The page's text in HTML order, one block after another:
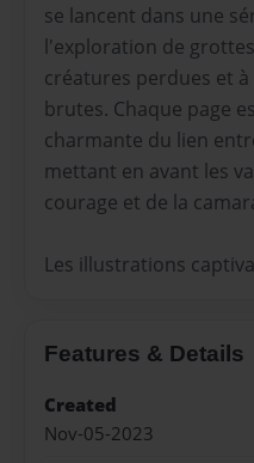
se lancent dans une
l'exploration de
créatures perdues et
brutes. Chaque page
charmante du lien
mettant en avant les
courage et de la
Les illustrations
Features & Details
Created
Nov-05-2023